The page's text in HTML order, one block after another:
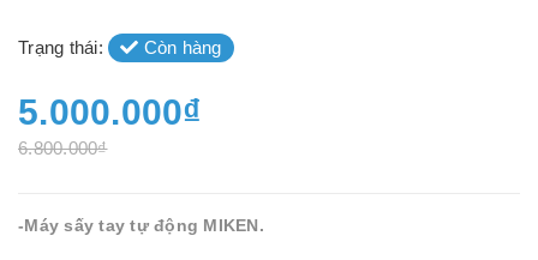
Trạng thái: Còn hàng
5.000.000₫
6.800.000₫
-Máy sấy tay tự động MIKEN.